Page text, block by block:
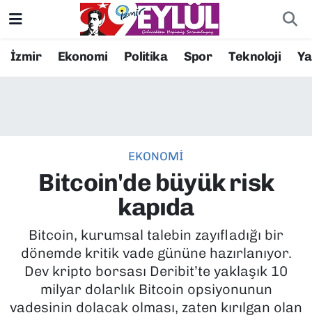
İzmir Ekonomi Politika Spor Teknoloji
EKONOMİ
Bitcoin'de büyük risk
kapıda
Bitcoin, kurumsal talebin zayıfladığı bir
dönemde kritik vade gününe hazırlanıyor.
Dev kripto borsası Deribit’te yaklaşık 10
milyar dolarlık Bitcoin opsiyonunun
vadesinin dolacak olması, zaten kırılgan olan
Resmi İlanlar
EKONOMİ
KÜLTÜR SANAT
MAGAZİN
POLİTİKA
Konak Nöbetçi Eczaneler
Süper Lig Puan Durumu ve Fikstür
Tüm Manşetler
Son Dakika Haberleri
Haber Arşivi